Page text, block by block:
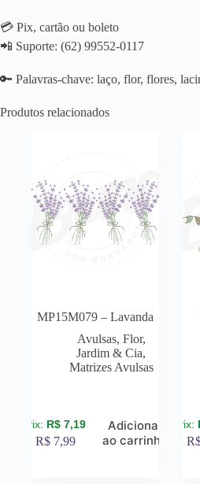
💳 Pix, cartão ou boleto
📲 Suporte: (62) 99552-0117
🔑 Palavras-chave: laço, flor, flores,
Produtos relacionados
MP15M079 – Lavanda
Avulsas, Flor,
Jardim & Cia,
Matrizes Avulsas
R$ 7,19
R$ 7,99
Adicionar
ao carrinho